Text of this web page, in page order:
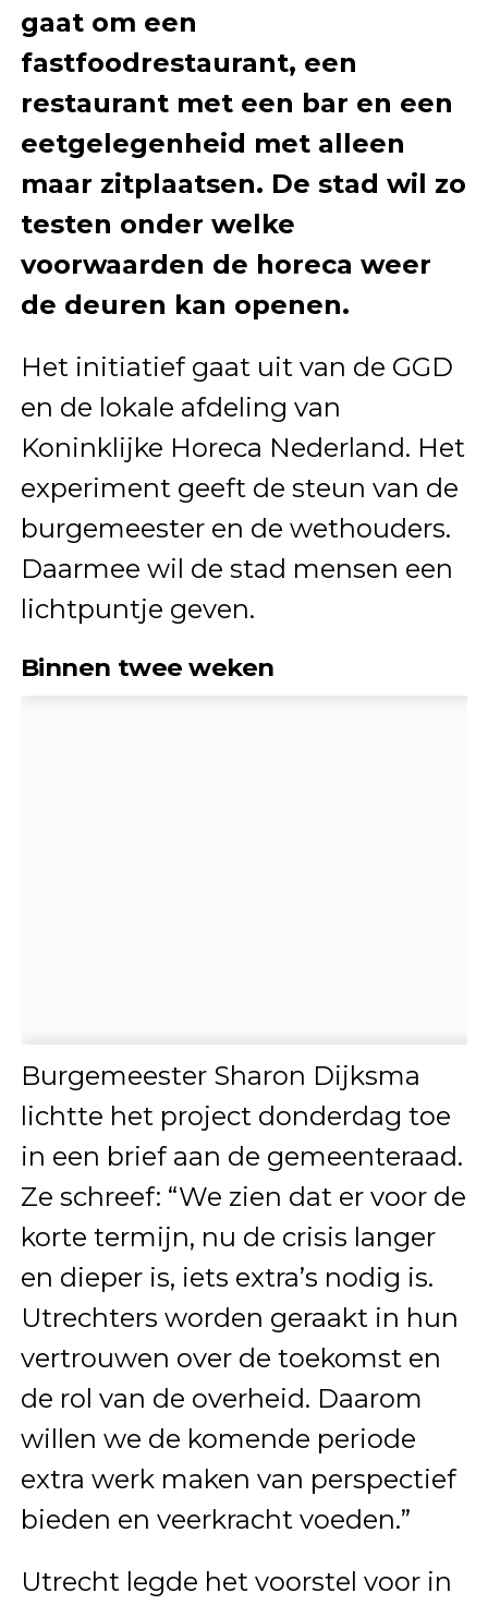
gaat om een
fastfoodrestaurant, een
restaurant met een bar en een
eetgelegenheid met alleen
maar zitplaatsen. De stad wil zo
testen onder welke
voorwaarden de horeca weer
de deuren kan openen.
Het initiatief gaat uit van de GGD
en de lokale afdeling van
Koninklijke Horeca Nederland. Het
experiment geeft de steun van de
burgemeester en de wethouders.
Daarmee wil de stad mensen een
lichtpuntje geven.
Binnen twee weken
Burgemeester Sharon Dijksma
lichtte het project donderdag toe
in een brief aan de gemeenteraad.
Ze schreef: “We zien dat er voor de
korte termijn, nu de crisis langer
en dieper is, iets extra’s nodig is.
Utrechters worden geraakt in hun
vertrouwen over de toekomst en
de rol van de overheid. Daarom
willen we de komende periode
extra werk maken van perspectief
bieden en veerkracht voeden.”
Utrecht legde het voorstel voor in